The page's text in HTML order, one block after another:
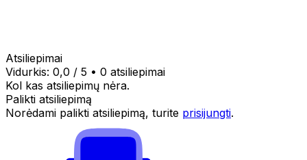
Atsiliepimai
Vidurkis: 0,0 / 5 • 0 atsiliepimai
Kol kas atsiliepimų nėra.
Palikti atsiliepimą
Norėdami palikti atsiliepimą, turite prisijungti.